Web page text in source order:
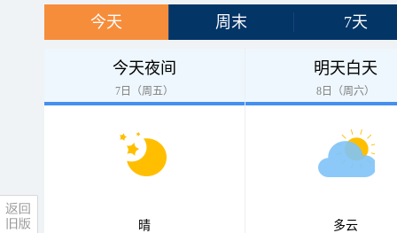
今天 周末 7天
今天夜间
7日（周五）
晴
明天白天
8日（周六）
多云